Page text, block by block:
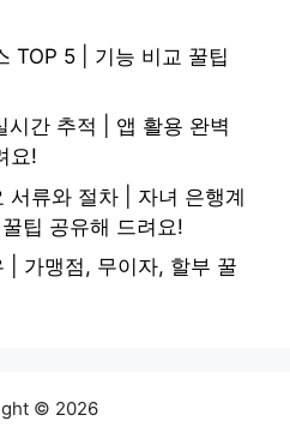
TOP 5 | 기능 비교 꿀팁
시간 추적 | 앱 활용 완벽
요!
서류와 절차 | 자녀 은행계
팁 공유해 드려요!
| 가맹점, 무이자, 할부 꿀
© 2026